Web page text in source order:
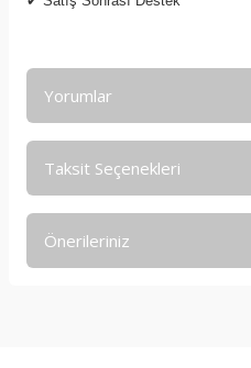
Yorumlar
Taksit Seçenekleri
Önerileriniz